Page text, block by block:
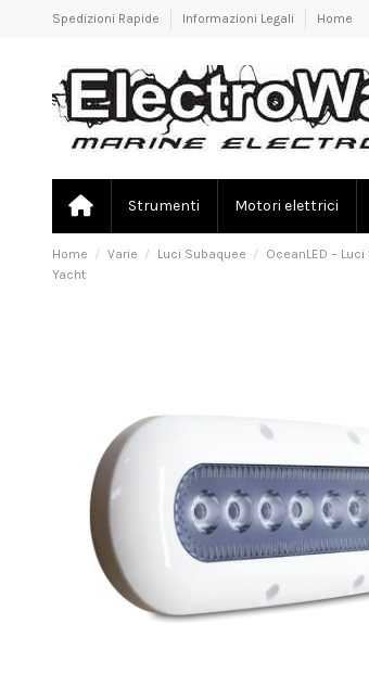
Spedizioni Rapide Informazioni Legali Home
Strumenti Motori elettrici
Home Varie Luci Subaquee OceanLED –
Yacht